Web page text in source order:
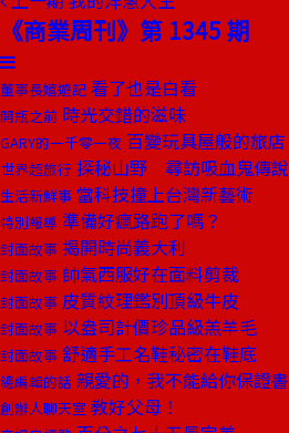
《商業周刊》第 1345 期
董事長嬉遊記 看了也是白看
開瓶之前 時光交錯的滋味
GARY的一千零一夜 百變玩具屋般的旅店
世界超旅行 探秘山野 尋訪吸血鬼傳說
生活新鮮事 當科技撞上台灣新藝術
特別報導 準備好瘋路跑了嗎？
封面故事 揭開時尚義大利
封面故事 帥氣西服好在面料剪裁
封面故事 皮質紋理鑑別頂級牛皮
封面故事 以盎司計價珍品級羔羊毛
封面故事 舒適手工名鞋秘密在鞋底
總編輯的話 親愛的，我不能給你保證書
創辦人聊天室 教好父母！